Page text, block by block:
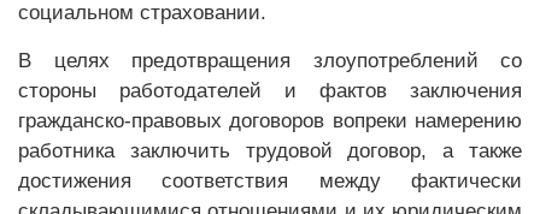
социальном страховании.
В целях предотвращения злоупотреблений со
стороны работодателей и фактов заключения
гражданско-правовых договоров вопреки намерению
работника заключить трудовой договор, а также
достижения соответствия между фактически